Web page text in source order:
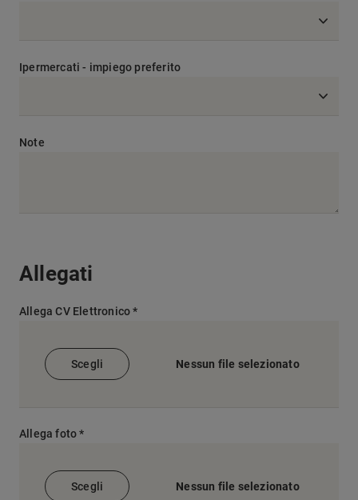
Ipermercati - impiego preferito
Note
Allegati
Allega CV Elettronico *
Scegli Nessun file selezionato
Allega foto *
Scegli Nessun file selezionato